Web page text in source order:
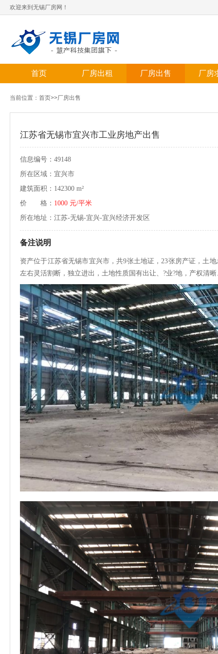
欢迎来到无锡厂房网！
首页 厂房出租 厂房出售 厂房
当前位置： 首页>>厂房出售
江苏省无锡市宜兴市工业房地产出售
信息编号：49148
所在区域：宜兴市
建筑面积：142300 m²
价 格： 1000 元/平米
所在地址：江苏-无锡-宜兴-宜兴经济开发区
备注说明
资产位于江苏省无锡市宜兴市，共9张土地证，23张房产证，土
左右灵活割断，独立进出，土地性质国有出让、?业?地，产权清